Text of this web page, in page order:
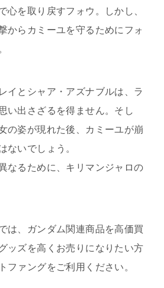
心を取り戻すフォウ。しかし、
からカミーユを守るためにフォ
イとシャア・アズナブルは、ラ
い出さざるを得ません。そし
の姿が現れた後、カミーユが崩
ないでしょう。
なるために、キリマンジャロの
は、ガンダム関連商品を高価買
ッズを高くお売りになりたい方
ファングをご利用ください。